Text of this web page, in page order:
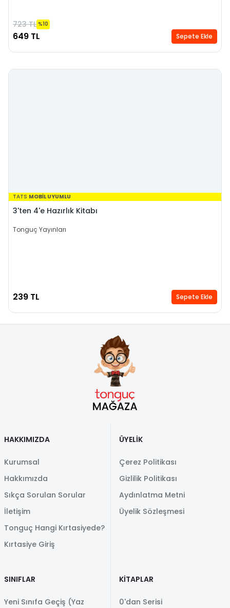
723 TL %10
649 TL Sepete Ekle
TATS MOBİL UYUMLU
3'ten 4'e Hazırlık Kitabı
Tonguç Yayınları
239 TL Sepete Ekle
HAKKIMIZDA
Kurumsal
Hakkımızda
Sıkça Sorulan Sorular
İletişim
Tonguç Hangi Kırtasiyede?
Kırtasiye Giriş
ÜYELİK
Çerez Politikası
Gizlilik Politikası
Aydınlatma Metni
Üyelik Sözleşmesi
SINIFLAR
Yeni Sınıfa Geçiş (Yaz
KİTAPLAR
0'dan Serisi